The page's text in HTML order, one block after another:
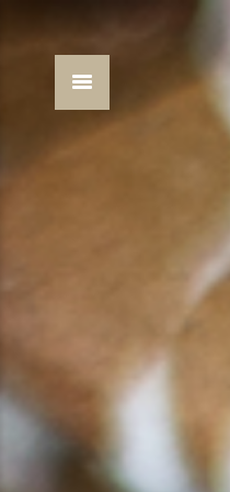
You are here: